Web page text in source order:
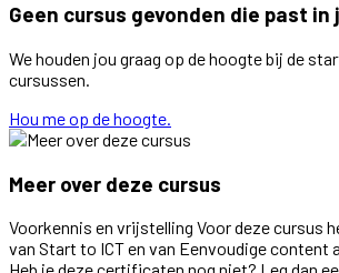
Geen cursus gevonden die past in
We houden jou graag op de hoogte bij de
cursussen.
Hou me op de hoogte.
Meer over deze cursus
Voorkennis en vrijstelling Voor deze cursus
van Start to ICT en van Eenvoudige content